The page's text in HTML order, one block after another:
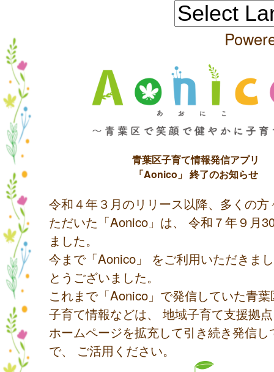
青葉区子育て情報発信アプリ
「Aonico」 終了のお知らせ
令和４年３月のリリース以降、多くの方
ただいた「Aonico」は、 令和７年９月
ました。
今まで「Aonico」 をご利用いただきま
とうございました。
これまで「Aonico」で発信していた青
子育て情報などは、 地域子育て支援拠
ホームページを拡充して引き続き発信し
で、 ご活用ください。